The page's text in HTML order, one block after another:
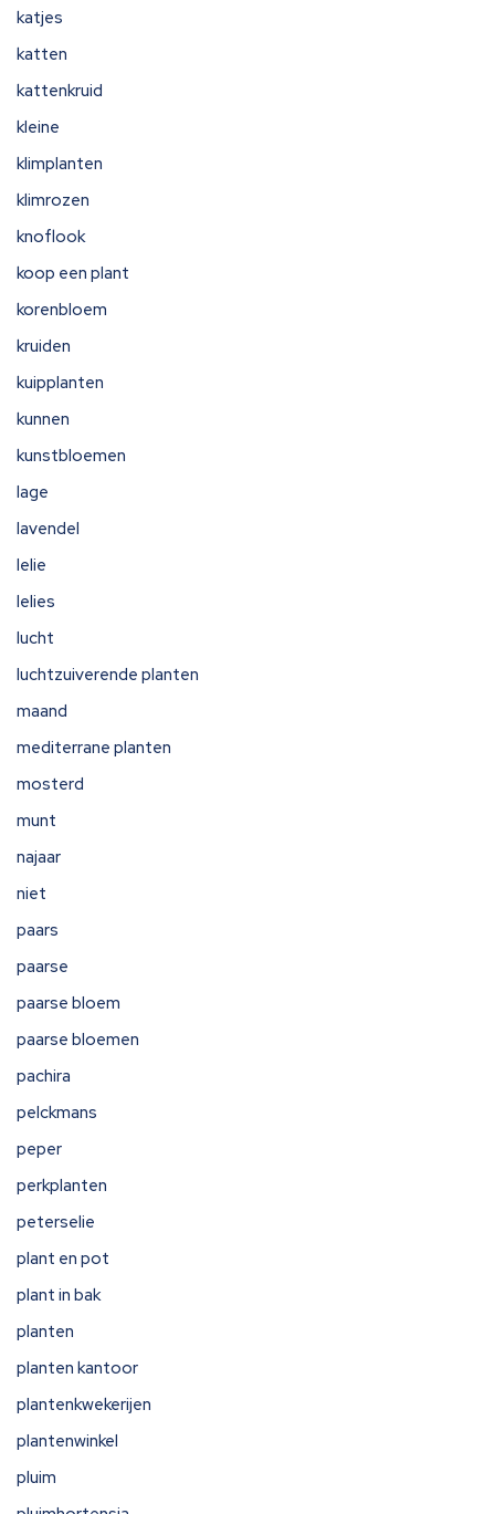
katjes
katten
kattenkruid
kleine
klimplanten
klimrozen
knoflook
koop een plant
korenbloem
kruiden
kuipplanten
kunnen
kunstbloemen
lage
lavendel
lelie
lelies
lucht
luchtzuiverende planten
maand
mediterrane planten
mosterd
munt
najaar
niet
paars
paarse
paarse bloem
paarse bloemen
pachira
pelckmans
peper
perkplanten
peterselie
plant en pot
plant in bak
planten
planten kantoor
plantenkwekerijen
plantenwinkel
pluim